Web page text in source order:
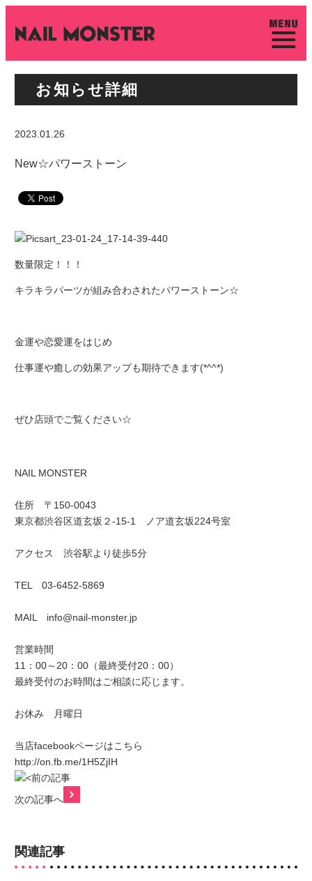
お知らせ詳細
2023.01.26
New☆パワーストーン
数量限定！！！
キラキラパーツが組み合わされたパワーストーン☆
金運や恋愛運をはじめ
仕事運や癒しの効果アップも期待できます(*^^*)
ぜひ店頭でご覧ください☆
NAIL MONSTER
住所 〒150-0043
東京都渋谷区道玄坂２-15-1 ノア道玄坂224号室
アクセス 渋谷駅より徒歩5分
TEL 03-6452-5869
MAIL info@nail-monster.jp
営業時間
11：00～20：00（最終受付20：00）
最終受付のお時間はご相談に応じます。
お休み 月曜日
当店facebookページはこちら
http://on.fb.me/1H5ZjIH
前の記事
次の記事へ
関連記事